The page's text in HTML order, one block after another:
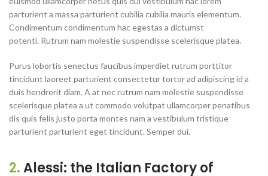
parturient a massa parturient cubilia cubilia mauris elementum.
Condimentum condimentum hac egestas a dictumst
potenti. Rutrum nam molestie suspendisse scelerisque platea.
Purus lobortis senectus faucibus imperdiet rutrum porttitor
tincidunt laoreet parturient consectetur tortor ad adipiscing id a
duis hendrerit diam. A at nec rutrum nam molestie suspendisse
scelerisque platea a ut commodo volutpat ullamcorper penatibus
dis quis felis justo porta montes nam a vestibulum tristique
parturient parturient eget tincidunt. Semper dui.
2.Alessi: the Italian Factory of